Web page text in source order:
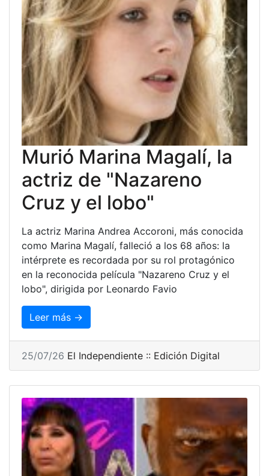
Murió Marina Magalí, la
actriz de "Nazareno
Cruz y el lobo"
La actriz Marina Andrea Accoroni, más conocida
como Marina Magalí, falleció a los 68 años: la
intérprete es recordada por su rol protagónico
en la reconocida película "Nazareno Cruz y el
lobo", dirigida por Leonardo Favio
Leer más →
25/07/26 El Independiente :: Edición Digital